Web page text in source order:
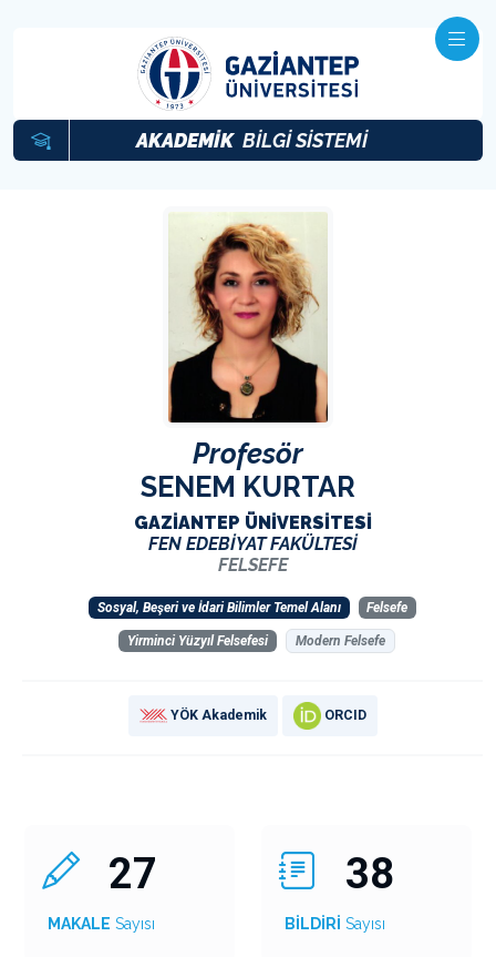
AKADEMİK BİLGİ SİSTEMİ
Profesör
SENEM KURTAR
GAZİANTEP ÜNİVERSİTESİ
FEN EDEBİYAT FAKÜLTESİ
FELSEFE
Sosyal, Beşeri ve İdari Bilimler Temel Alanı Felsefe
Yirminci Yüzyıl Felsefesi Modern Felsefe
YÖK Akademik ORCID
27
MAKALE Sayısı
38
BİLDİRİ Sayısı